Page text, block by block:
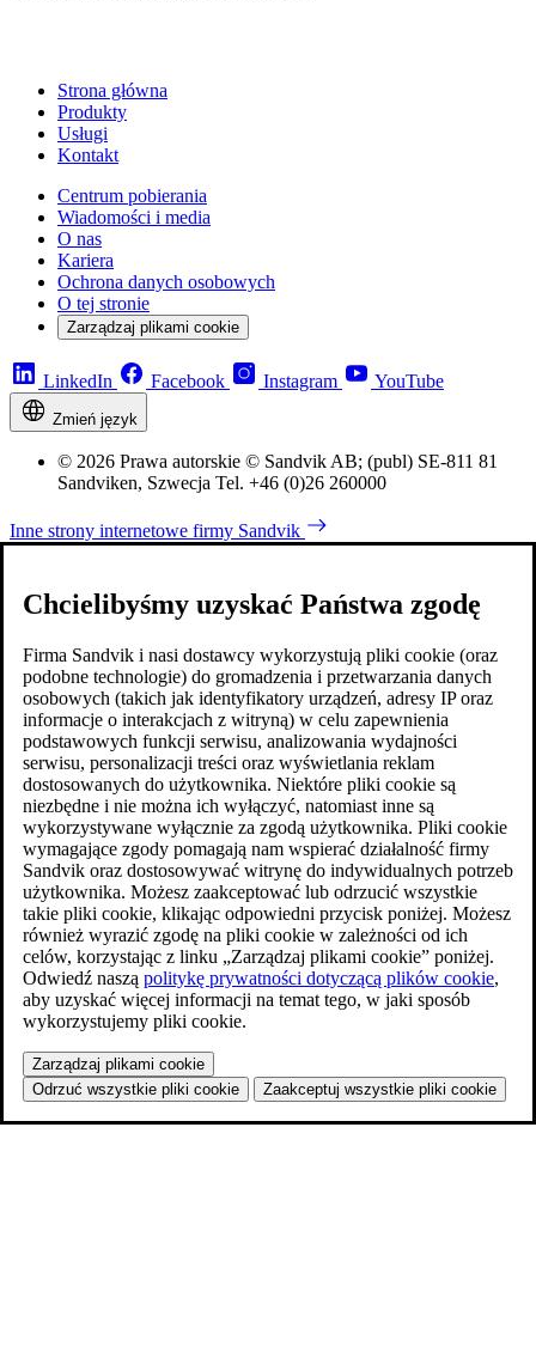
Strona główna
Produkty
Usługi
Kontakt
Centrum pobierania
Wiadomości i media
O nas
Kariera
Ochrona danych osobowych
O tej stronie
Zarządzaj plikami cookie
LinkedIn Facebook Instagram YouTube
Zmień język
© 2026 Prawa autorskie © Sandvik AB; (publ) SE-811 81
Sandviken, Szwecja Tel. +46 (0)26 260000
Inne strony internetowe firmy Sandvik
Chcielibyśmy uzyskać Państwa zgodę
Firma Sandvik i nasi dostawcy wykorzystują pliki cookie (oraz
podobne technologie) do gromadzenia i przetwarzania danych
osobowych (takich jak identyfikatory urządzeń, adresy IP oraz
informacje o interakcjach z witryną) w celu zapewnienia
podstawowych funkcji serwisu, analizowania wydajności
serwisu, personalizacji treści oraz wyświetlania reklam
dostosowanych do użytkownika. Niektóre pliki cookie są
niezbędne i nie można ich wyłączyć, natomiast inne są
wykorzystywane wyłącznie za zgodą użytkownika. Pliki cookie
wymagające zgody pomagają nam wspierać działalność firmy
Sandvik oraz dostosowywać witrynę do indywidualnych potrzeb
użytkownika. Możesz zaakceptować lub odrzucić wszystkie
takie pliki cookie, klikając odpowiedni przycisk poniżej. Możesz
również wyrazić zgodę na pliki cookie w zależności od ich
celów, korzystając z linku „Zarządzaj plikami cookie” poniżej.
Odwiedź naszą politykę prywatności dotyczącą plików cookie,
aby uzyskać więcej informacji na temat tego, w jaki sposób
wykorzystujemy pliki cookie.
Zarządzaj plikami cookie
Odrzuć wszystkie pliki cookie
Zaakceptuj wszystkie pliki cookie